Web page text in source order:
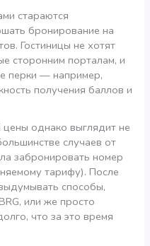
стараются
бронирование на
Гостиницы не хотят
сторонним порталам, и
перки — например,
получения баллов и
однако выглядит не
случаев от
забронировать номер
тарифу). После
способы,
или же просто
что за это время